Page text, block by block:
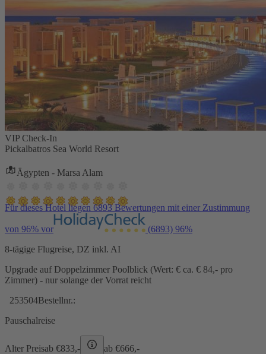
VIP Check-In
Pickalbatros Sea World Resort
Ägypten - Marsa Alam
Für dieses Hotel liegen 6893 Bewertungen mit einer Zustimmung
von 96% vor (6893) 96%
8-tägige Flugreise, DZ inkl. AI
Upgrade auf Doppelzimmer Poolblick (Wert: € ca. € 84,- pro
Zimmer) - nur solange der Vorrat reicht
253504Bestellnr.:
Pauschalreise
Alter Preisab €833,- ab €666,-